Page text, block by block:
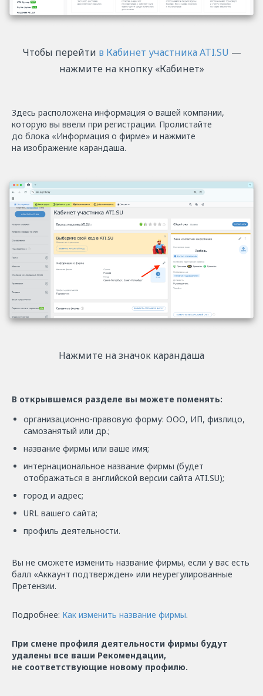
Чтобы перейти в Кабинет участника ATI.SU —
нажмите на кнопку «Кабинет»
Здесь расположена информация о вашей компании,
которую вы ввели при регистрации. Пролистайте
до блока «Информация о фирме» и нажмите
на изображение карандаша.
Нажмите на значок карандаша
В открывшемся разделе вы можете поменять:
организационно-правовую форму: ООО, ИП, физлицо,
самозанятый или др.;
название фирмы или ваше имя;
интернациональное название фирмы (будет
отображаться в английской версии сайта ATI.SU);
город и адрес;
URL вашего сайта;
профиль деятельности.
Вы не сможете изменить название фирмы, если у вас есть
балл «Аккаунт подтвержден» или неурегулированные
Претензии.
Подробнее: Как изменить название фирмы.
При смене профиля деятельности фирмы будут
удалены все ваши Рекомендации,
не соответствующие новому профилю.